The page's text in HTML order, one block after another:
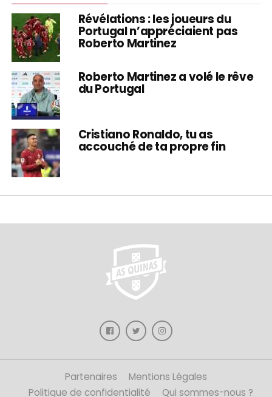
Révélations : les joueurs du
Portugal n’appréciaient pas
Roberto Martinez
Roberto Martinez a volé le rêve
du Portugal
Cristiano Ronaldo, tu as
accouché de ta propre fin
Partenaires
Mentions Légales
Politique de confidentialité
Qui sommes-nous ?